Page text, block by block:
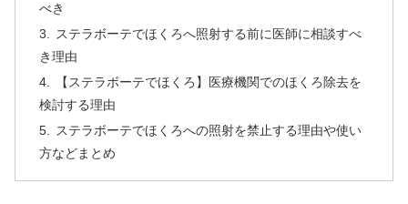
べき
ステラボーテでほくろへ照射する前に医師に相談すべ
き理由
【ステラボーテでほくろ】医療機関でのほくろ除去を
検討する理由
ステラボーテでほくろへの照射を禁止する理由や使い
方などまとめ